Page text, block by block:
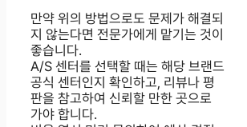
만약 위의 방법으로도 문제가 해결되
지 않는다면 전문가에게 맡기는 것이
좋습니다.
A/S 센터를 선택할 때는 해당 브랜드
공식 센터인지 확인하고, 리뷰나 평
판을 참고하여 신뢰할 만한 곳으로
가야 합니다.